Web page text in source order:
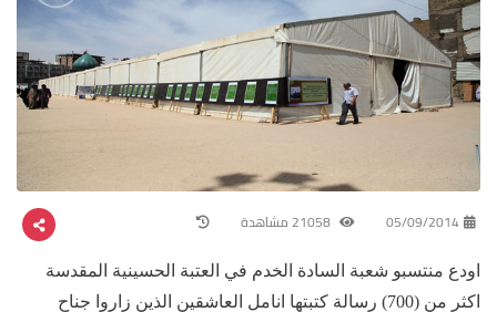
05/09/2014
اودع منتسبو شعبة السادة الخدم في العتبة الحسينية المقدسة
اكثر من (700) رسالة كتبتها انامل العاشقين الذين زاروا جناح